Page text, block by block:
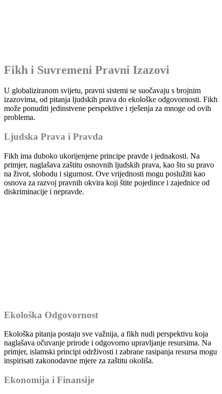
Fikh i Suvremeni Pravni Izazovi
U globaliziranom svijetu, pravni sistemi se suočavaju s brojnim
izazovima, od pitanja ljudskih prava do ekološke odgovornosti. Fikh
može ponuditi jedinstvene perspektive i rješenja za mnoge od ovih
problema.
Ljudska Prava i Pravda
Fikh ima duboko ukorijenjene principe pravde i jednakosti. Na
primjer, naglašava zaštitu osnovnih ljudskih prava, kao što su pravo
na život, slobodu i sigurnost. Ove vrijednosti mogu poslužiti kao
osnova za razvoj pravnih okvira koji štite pojedince i zajednice od
diskriminacije i nepravde.
Ekološka Odgovornost
Ekološka pitanja postaju sve važnija, a fikh nudi perspektivu koja
naglašava očuvanje prirode i odgovorno upravljanje resursima. Na
primjer, islamski principi održivosti i zabrane rasipanja resursa mogu
inspirisati zakonodavne mjere za zaštitu okoliša.
Ekonomija i Finansije